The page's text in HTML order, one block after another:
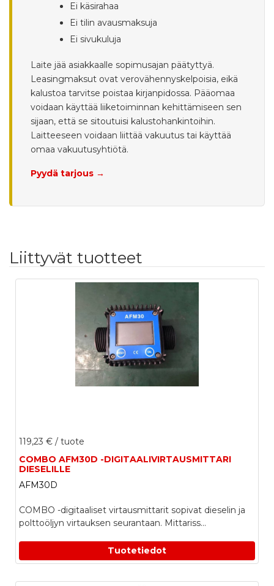
Ei käsirahaa
Ei tilin avausmaksuja
Ei sivukuluja
Laite jää asiakkaalle sopimusajan päätyttyä.
Leasingmaksut ovat verovähennyskelpoisia, eikä
kalustoa tarvitse poistaa kirjanpidossa. Pääomaa
voidaan käyttää liiketoiminnan kehittämiseen sen
sijaan, että se sitoutuisi kalustohankintoihin.
Laitteeseen voidaan liittää vakuutus tai käyttää
omaa vakuutusyhtiötä.
Pyydä tarjous →
Liittyvät tuotteet
119,23 € / tuote
COMBO AFM30D -DIGITAALIVIRTAUSMITTARI
DIESELILLE
AFM30D
COMBO -digitaaliset virtausmittarit sopivat dieselin ja
polttoöljyn virtauksen seurantaan. Mittariss...
Tuotetiedot